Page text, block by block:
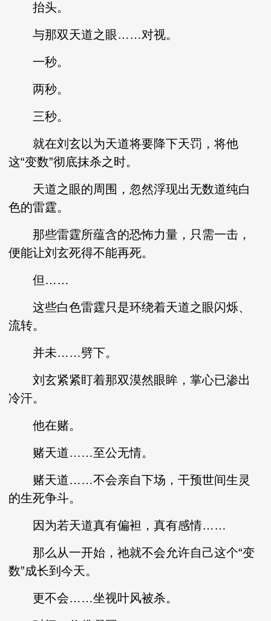
抬头。
与那双天道之眼……对视。
一秒。
两秒。
三秒。
就在刘玄以为天道将要降下天罚，将他
这“变数”彻底抹杀之时。
天道之眼的周围，忽然浮现出无数道纯白
色的雷霆。
那些雷霆所蕴含的恐怖力量，只需一击，
便能让刘玄死得不能再死。
但……
这些白色雷霆只是环绕着天道之眼闪烁、
流转。
并未……劈下。
刘玄紧紧盯着那双漠然眼眸，掌心已渗出
冷汗。
他在赌。
赌天道……至公无情。
赌天道……不会亲自下场，干预世间生灵
的生死争斗。
因为若天道真有偏袒，真有感情……
那么从一开始，祂就不会允许自己这个“变
数”成长到今天。
更不会……坐视叶风被杀。